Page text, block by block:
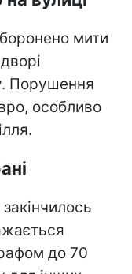
мити
Порушення
особливо
до 70